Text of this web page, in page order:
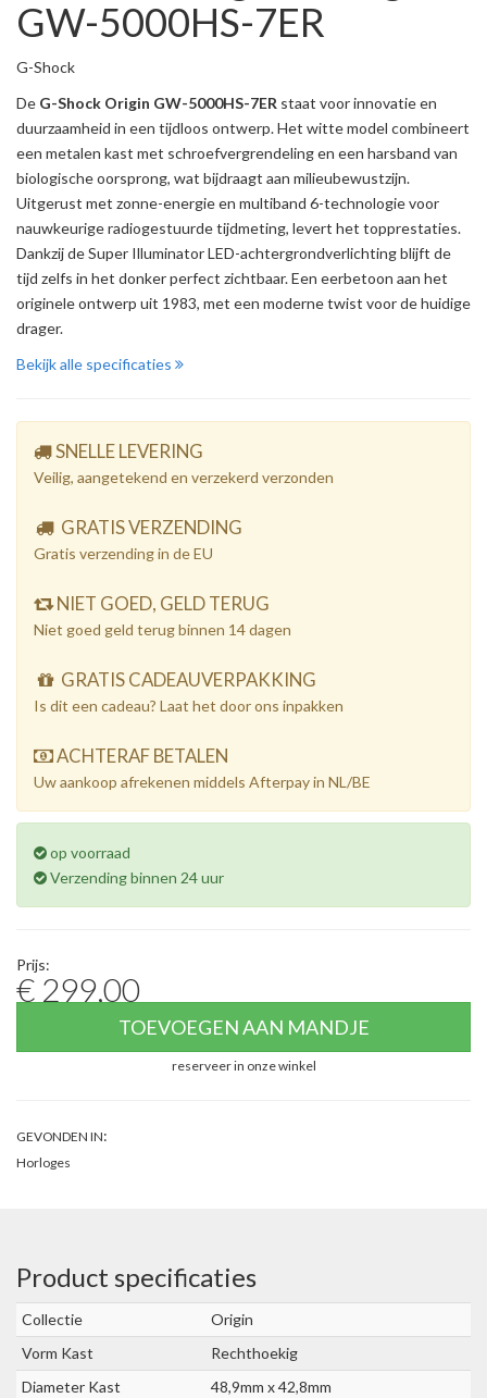
GW-5000HS-7ER
G-Shock
De G-Shock Origin GW-5000HS-7ER staat voor innovatie en
duurzaamheid in een tijdloos ontwerp. Het witte model combineert
een metalen kast met schroefvergrendeling en een harsband van
biologische oorsprong, wat bijdraagt aan milieubewustzijn.
Uitgerust met zonne-energie en multiband 6-technologie voor
nauwkeurige radiogestuurde tijdmeting, levert het topprestaties.
Dankzij de Super Illuminator LED-achtergrondverlichting blijft de
tijd zelfs in het donker perfect zichtbaar. Een eerbetoon aan het
originele ontwerp uit 1983, met een moderne twist voor de huidige
drager.
Bekijk alle specificaties
SNELLE LEVERING
Veilig, aangetekend en verzekerd verzonden
GRATIS VERZENDING
Gratis verzending in de EU
NIET GOED, GELD TERUG
Niet goed geld terug binnen 14 dagen
GRATIS CADEAUVERPAKKING
Is dit een cadeau? Laat het door ons inpakken
ACHTERAF BETALEN
Uw aankoop afrekenen middels Afterpay in NL/BE
op voorraad
Verzending binnen 24 uur
Prijs:
€ 299,00
TOEVOEGEN AAN MANDJE
reserveer in onze winkel
GEVONDEN IN:
Horloges
Product specificaties
Collectie
Origin
Vorm Kast
Rechthoekig
Diameter Kast
48,9mm x 42,8mm